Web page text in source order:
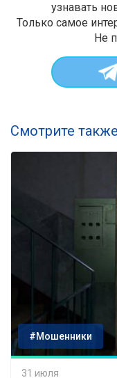
узнавать
Только самое
Не
Смотрите также
#Мошенники
31 июля